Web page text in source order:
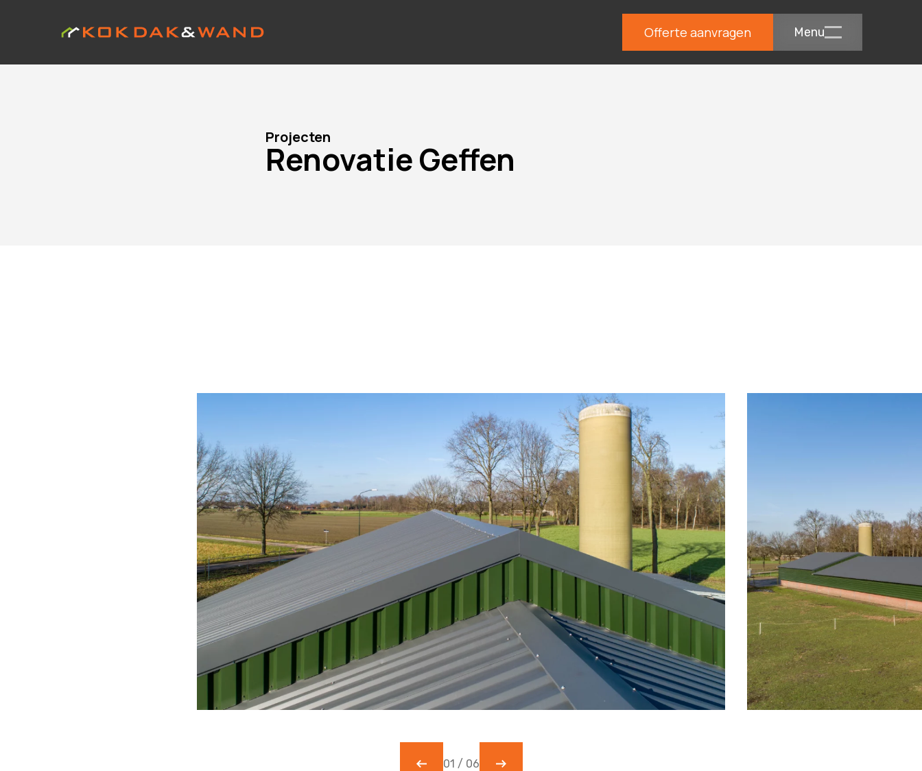
Offerte aanvragen Menu
Projecten
Renovatie Geffen
01 / 06